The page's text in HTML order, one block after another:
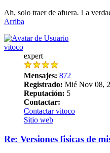
Ah, solo traer de afuera. La
Arriba
vitoco
expert
Mensajes: 872
Registrado: Mié Nov 08,
Reputación: 5
Contactar:
Contactar vitoco
Sitio web
Re: Versiones fisicas de